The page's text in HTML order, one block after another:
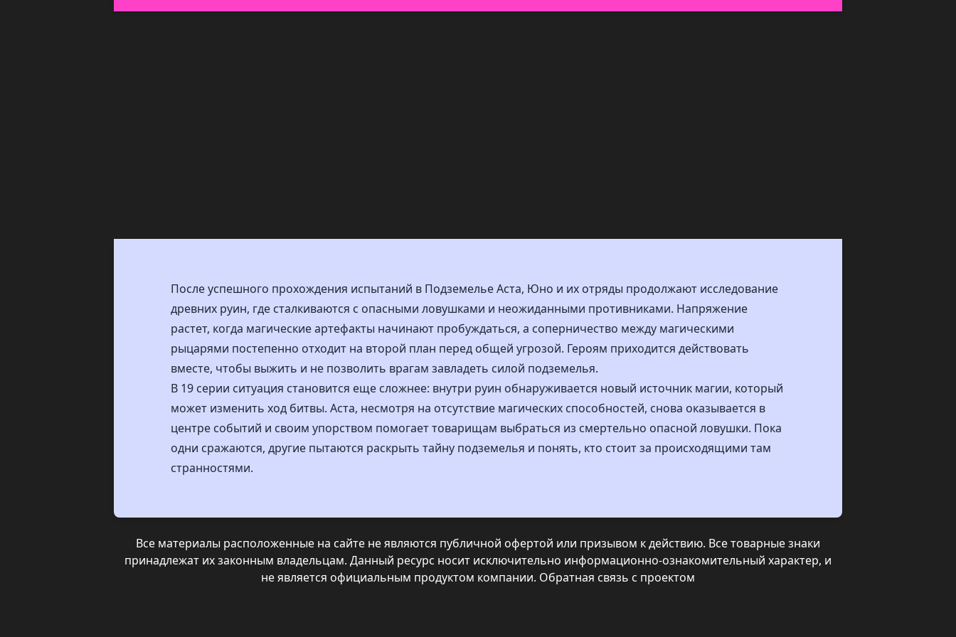
После успешного прохождения испытаний в Подземелье Аста, Юно и их отряды продолжают исследование
древних руин, где сталкиваются с опасными ловушками и неожиданными противниками. Напряжение
растет, когда магические артефакты начинают пробуждаться, а соперничество между магическими
рыцарями постепенно отходит на второй план перед общей угрозой. Героям приходится действовать
вместе, чтобы выжить и не позволить врагам завладеть силой подземелья.
В 19 серии ситуация становится еще сложнее: внутри руин обнаруживается новый источник магии, который
может изменить ход битвы. Аста, несмотря на отсутствие магических способностей, снова оказывается в
центре событий и своим упорством помогает товарищам выбраться из смертельно опасной ловушки. Пока
одни сражаются, другие пытаются раскрыть тайну подземелья и понять, кто стоит за происходящими там
странностями.
Все материалы расположенные на сайте не являются публичной офертой или призывом к действию. Все товарные знаки
принадлежат их законным владельцам. Данный ресурс носит исключительно информационно-ознакомительный характер, и
не является официальным продуктом компании. Обратная связь с проектом